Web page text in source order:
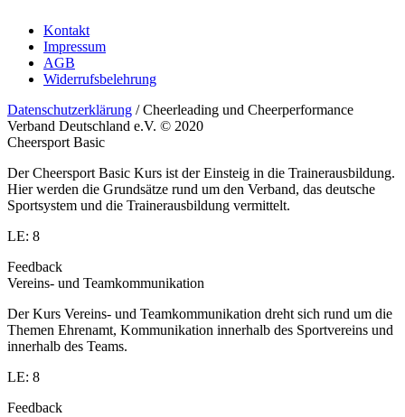
Kontakt
Impressum
AGB
Widerrufsbelehrung
Datenschutzerklärung / Cheerleading und Cheerperformance
Verband Deutschland e.V. © 2020
Cheersport Basic
Der Cheersport Basic Kurs ist der Einsteig in die Trainerausbildung.
Hier werden die Grundsätze rund um den Verband, das deutsche
Sportsystem und die Trainerausbildung vermittelt.
LE: 8
Feedback
Vereins- und Teamkommunikation
Der Kurs Vereins- und Teamkommunikation dreht sich rund um die
Themen Ehrenamt, Kommunikation innerhalb des Sportvereins und
innerhalb des Teams.
LE: 8
Feedback